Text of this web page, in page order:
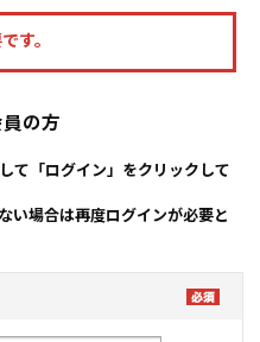
す。
の方
て「ログイン」をクリックして
い場合は再度ログインが必要と